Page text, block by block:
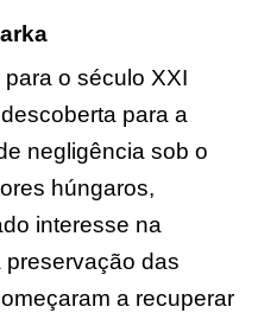
o século XXI
para a
negligência sob o
húngaros,
interesse na
preservação das
a recuperar